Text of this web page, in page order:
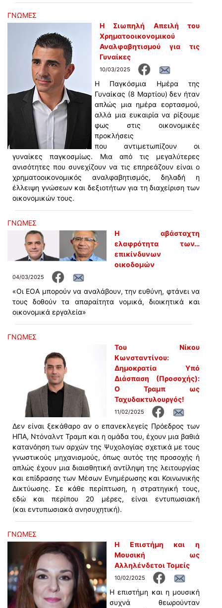
ΓΝΩΜΕΣ
Η Σιωπηλή Απειλή του
Χρηματοοικονομικού
Αναλφαβητισμού για τις
Γυναίκες
10/03/2025
Η Παγκόσμια Ημέρα της
Γυναίκας (8 Μαρτίου) δεν ήταν
απλώς μια ημέρα εορτασμού,
αλλά μια ευκαιρία να ρίξουμε
φως στις οικονομικές
προκλήσεις
που αντιμετωπίζουν οι
γυναίκες παγκοσμίως. Μια από τις μεγαλύτερες
ανισότητες που συνεχίζουν να τις επηρεάζουν είναι ο
χρηματοοικονομικός αναλφαβητισμός, δηλαδή η
έλλειψη γνώσεων και δεξιοτήτων για τη διαχείριση των
οικονομικών τους.
ΓΝΩΜΕΣ
Η αβάσταχτη
ελαφρότητα των…
επικίνδυνων
οικοδομών
04/03/2025
«Οι ΕΟΑ μπορούν να αναλάβουν, την ευθύνη, φτάνει να
τους δοθούν τα απαραίτητα νομικά, διοικητικά και
οικονομικά εργαλεία»
ΓΝΩΜΕΣ
Του Νίκου
Κωνσταντίνου:
Δημοκρατία Υπό
Διάσπαση (Προσοχής):
Ο Τραμπ ως
Ταχυδακτυλουργός!
11/02/2025
Δεν είναι ξεκάθαρο αν ο επανεκλεγείς Πρόεδρος των
ΗΠΑ, Ντόναλντ Τραμπ και η ομάδα του, έχουν μια βαθιά
κατανόηση των αρχών της Ψυχολογίας σχετικά με τους
γνωστικούς μηχανισμούς, όπως αυτός της προσοχής ή
απλώς έχουν μια διαισθητική αντίληψη της λειτουργίας
και επίδρασης των Μέσων Ενημέρωσης και Κοινωνικής
Δικτύωσης. Σε κάθε περίπτωση, η στρατηγική τους,
εδώ και περίπου 20 μέρες, είναι εντυπωσιακή
(και εντυπωσιακά ανησυχητική).
ΓΝΩΜΕΣ
Η Επιστήμη και η
Μουσική ως
Αλληλένδετοι Τομείς
10/02/2025
Η επιστήμη και η μουσική
συχνά θεωρούνταν